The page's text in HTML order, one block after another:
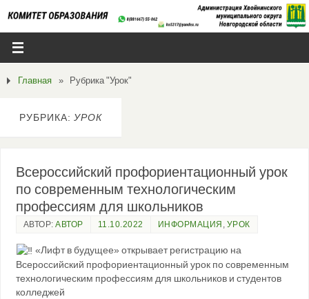
Главная » Рубрика "Урок"
РУБРИКА: УРОК
Всероссийский профориентационный урок
по современным технологическим
профессиям для школьников
АВТОР:АВТОР 11.10.2022 ИНФОРМАЦИЯ УРОК
«Лифт в будущее» открывает регистрацию на
Всероссийский профориентационный урок по современным
технологическим профессиям для школьников и студентов
колледжей